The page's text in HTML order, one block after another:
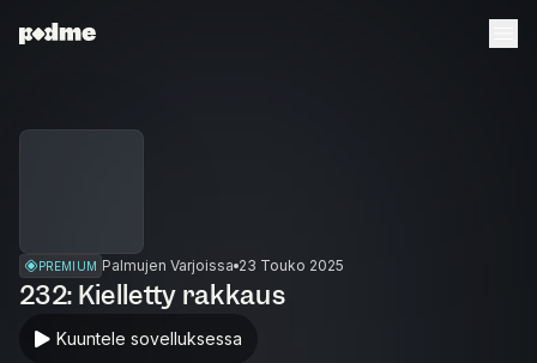
PREMIUM Palmujen Varjoissa 23 Touko 2025
232: Kielletty rakkaus
Kuuntele sovelluksessa